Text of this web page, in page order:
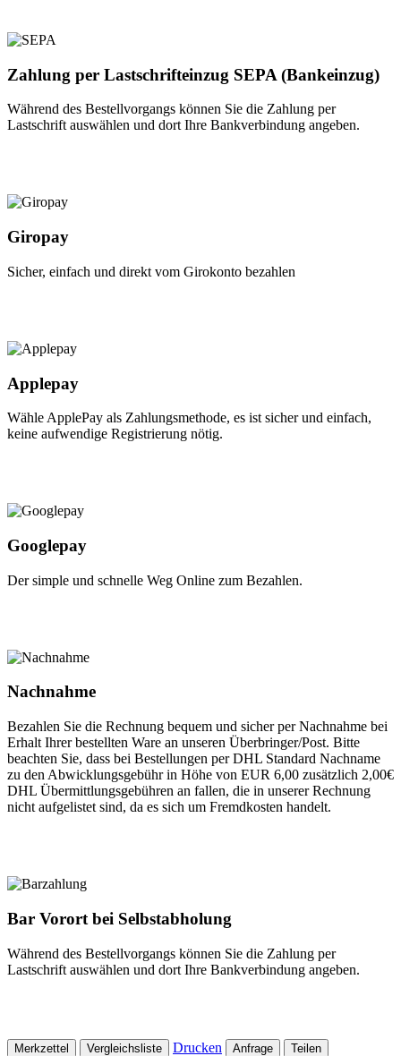
Zahlung per Lastschrifteinzug SEPA (Bankeinzug)
Während des Bestellvorgangs können Sie die Zahlung per
Lastschrift auswählen und dort Ihre Bankverbindung angeben.
Giropay
Sicher, einfach und direkt vom Girokonto bezahlen
Applepay
Wähle ApplePay als Zahlungsmethode, es ist sicher und einfach,
keine aufwendige Registrierung nötig.
Googlepay
Der simple und schnelle Weg Online zum Bezahlen.
Nachnahme
Bezahlen Sie die Rechnung bequem und sicher per Nachnahme bei
Erhalt Ihrer bestellten Ware an unseren Überbringer/Post. Bitte
beachten Sie, dass bei Bestellungen per DHL Standard Nachname
zu den Abwicklungsgebühr in Höhe von EUR 6,00 zusätzlich 2,00€
DHL Übermittlungsgebühren an fallen, die in unserer Rechnung
nicht aufgelistet sind, da es sich um Fremdkosten handelt.
Bar Vorort bei Selbstabholung
Während des Bestellvorgangs können Sie die Zahlung per
Lastschrift auswählen und dort Ihre Bankverbindung angeben.
Merkzettel Vergleichsliste Drucken Anfrage Teilen